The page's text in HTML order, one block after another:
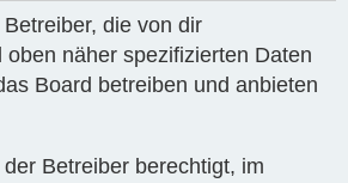
die von dir
näher spezifizierten Daten
Board betreiben und anbieten
Betreiber berechtigt, im